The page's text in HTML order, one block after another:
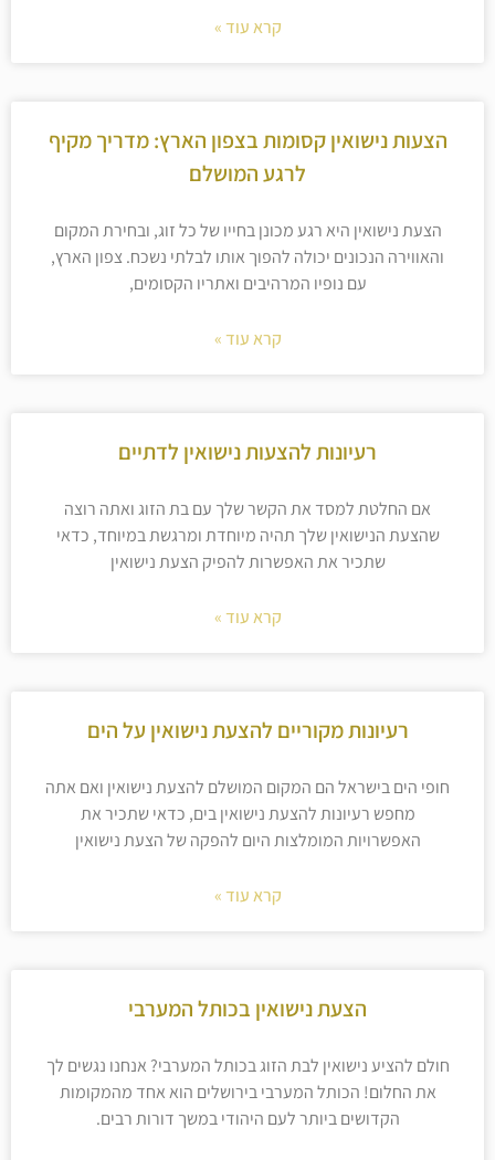
קרא עוד »
הצעות נישואין קסומות בצפון הארץ: מדריך מקיף
לרגע המושלם
הצעת נישואין היא רגע מכונן בחייו של כל זוג, ובחירת המקום
והאווירה הנכונים יכולה להפוך אותו לבלתי נשכח. צפון הארץ,
עם נופיו המרהיבים ואתריו הקסומים,
קרא עוד »
רעיונות להצעות נישואין לדתיים
אם החלטת למסד את הקשר שלך עם בת הזוג ואתה רוצה
שהצעת הנישואין שלך תהיה מיוחדת ומרגשת במיוחד, כדאי
שתכיר את האפשרות להפיק הצעת נישואין
קרא עוד »
רעיונות מקוריים להצעת נישואין על הים
חופי הים בישראל הם המקום המושלם להצעת נישואין ואם אתה
מחפש רעיונות להצעת נישואין בים, כדאי שתכיר את
האפשרויות המומלצות היום להפקה של הצעת נישואין
קרא עוד »
הצעת נישואין בכותל המערבי
חולם להציע נישואין לבת הזוג בכותל המערבי? אנחנו נגשים לך
את החלום! הכותל המערבי בירושלים הוא אחד מהמקומות
הקדושים ביותר לעם היהודי במשך דורות רבים.